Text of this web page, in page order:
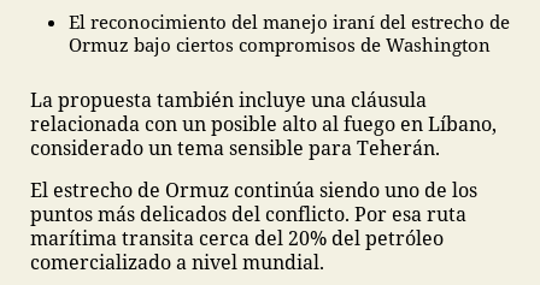
El reconocimiento del manejo iraní del estrecho de
Ormuz bajo ciertos compromisos de Washington
La propuesta también incluye una cláusula
relacionada con un posible alto al fuego en Líbano,
considerado un tema sensible para Teherán.
El estrecho de Ormuz continúa siendo uno de los
puntos más delicados del conflicto. Por esa ruta
marítima transita cerca del 20% del petróleo
comercializado a nivel mundial.